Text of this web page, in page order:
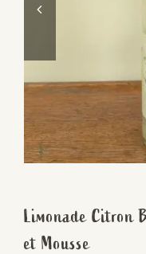
Limonade Citron
et Mousse